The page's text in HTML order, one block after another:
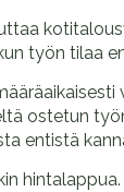
työn tilaa
ostetun
entistä